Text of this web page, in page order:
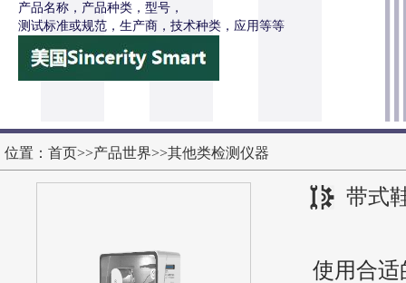
产品名称，产品种类，型号，
测试标准或规范，生产商，技术种类，应用等等
高配款噬菌体穿透抗渗透测试仪
位置： 首页>>产品世界>>其他类检测仪器
带式
使用合适